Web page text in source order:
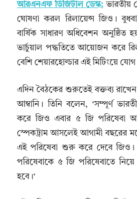
আরএনএফ ডিজিটাল ডেস্ক: ভারতীয়
ঘোষণা করল রিলায়েন্স জিও। বুধবার
বার্ষিক সাধারণ অধিবেশন অনুষ্ঠিত
ভার্চুয়াল পদ্ধতিতে আয়োজন করে
বেশি শেয়ারহোল্ডার এই মিটিংয়ে
এদিন বৈঠকের শুরুতেই বক্তব্য রাখেন
আম্বানি। তিনি বলেন, ‘সম্পূর্ণ
করে জিও এবার ৫ জি পরিষেবা
স্পেকট্রাম আসলেই আগামী বছরের
এই পরিষেবা শুরু করে দেবে
পরিষেবাকে ৫ জি পরিষেবাতে
হবে।’